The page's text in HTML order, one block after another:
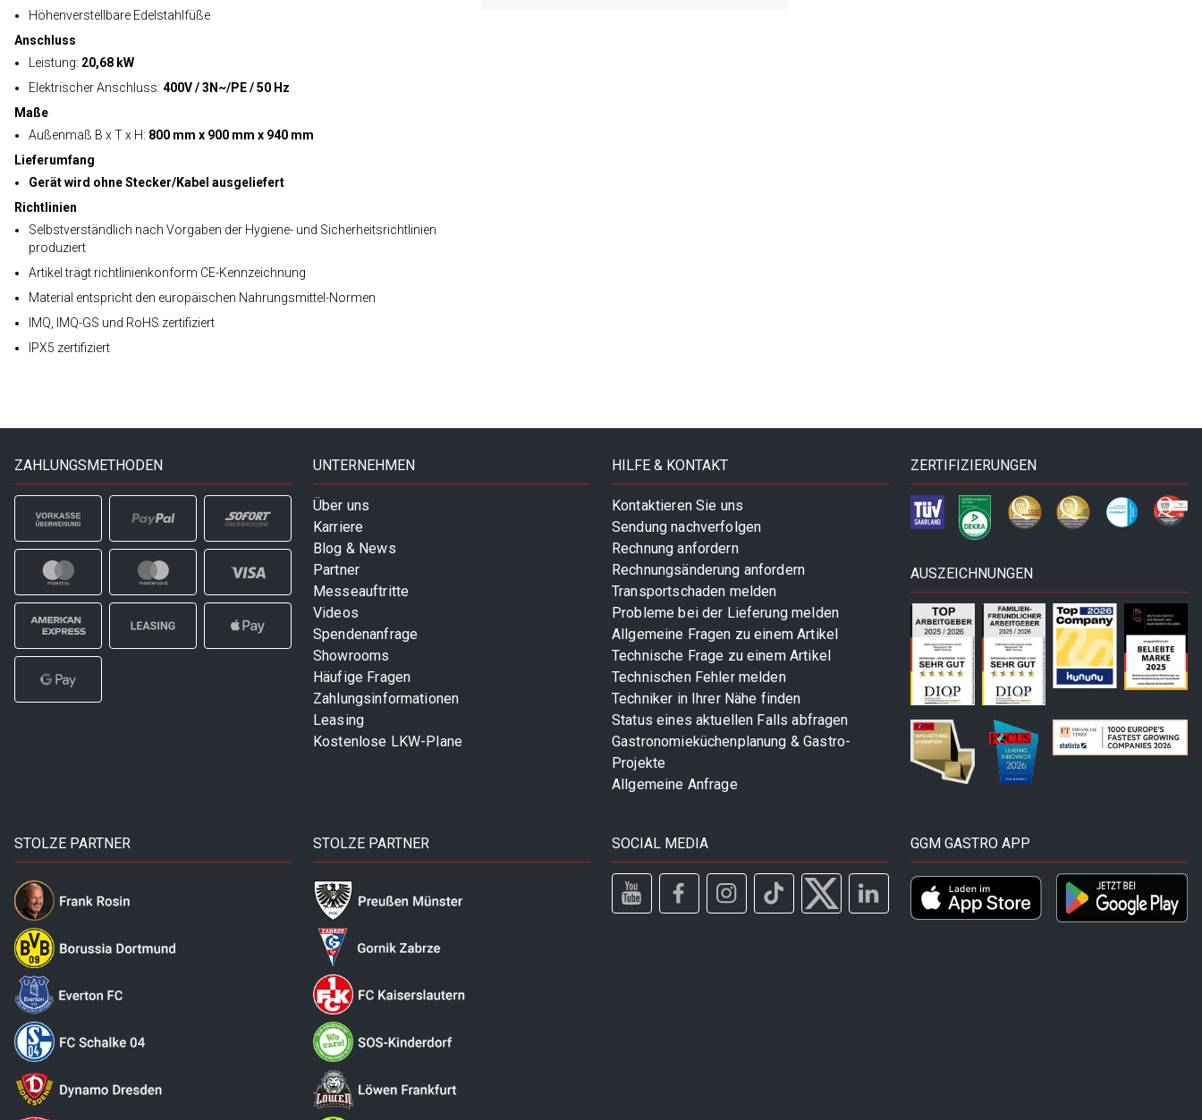
Höhenverstellbare Edelstahlfüße
Anschluss
Leistung: 20,68 kW
Elektrischer Anschluss: 400V / 3N~/PE / 50 Hz
Maße
Außenmaß B x T x H: 800 mm x 900 mm x 940 mm
Lieferumfang
Gerät wird ohne Stecker/Kabel ausgeliefert
Richtlinien
Selbstverständlich nach Vorgaben der Hygiene- und Sicherheitsrichtlinien
produziert
Artikel trägt richtlinienkonform CE-Kennzeichnung
Material entspricht den europäischen Nahrungsmittel-Normen
IMQ, IMQ-GS und RoHS zertifiziert
IPX5 zertifiziert
ZAHLUNGSMETHODEN UNTERNEHMEN
Über uns
Karriere
Blog & News
Partner
Messeauftritte
Videos
Spendenanfrage
Showrooms
Häufige Fragen
Zahlungsinformationen
Leasing
Kostenlose LKW-Plane
HILFE & KONTAKT
Kontaktieren Sie uns
Sendung nachverfolgen
Rechnung anfordern
Rechnungsänderung anfordern
Transportschaden melden
Probleme bei der Lieferung melden
Allgemeine Fragen zu einem Artikel
Technische Frage zu einem Artikel
Technischen Fehler melden
Techniker in Ihrer Nähe finden
Status eines aktuellen Falls abfragen
Gastronomieküchenplanung & Gastro-
Projekte
Allgemeine Anfrage
ZERTIFIZIERUNGEN
AUSZEICHNUNGEN
STOLZE PARTNER STOLZE PARTNER SOCIAL MEDIA GGM GASTRO APP